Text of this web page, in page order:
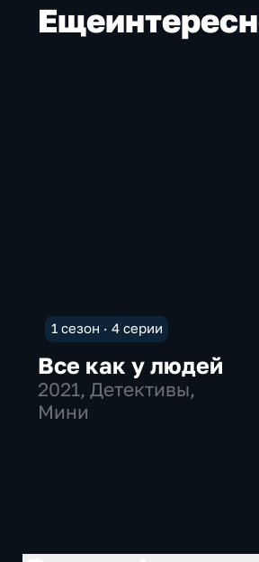
Еще
1 сезон · 4 серии
Все как у людей
2021, Детективы,
Мини